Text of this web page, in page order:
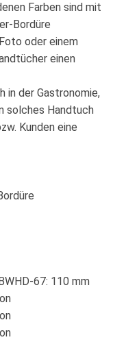
Farben sind mit
Bordüre
oder einem
einen
in der Gastronomie,
solches Handtuch
Kunden eine
67: 110 mm